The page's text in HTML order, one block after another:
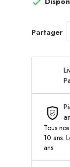

Partager
Tous
10 ans.
ans.